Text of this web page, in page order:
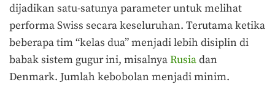
dijadikan satu-satunya parameter untuk melihat
performa Swiss secara keseluruhan. Terutama ketika
beberapa tim “kelas dua” menjadi lebih disiplin di
babak sistem gugur ini, misalnyaRusiadan
Denmark. Jumlah kebobolan menjadi minim.